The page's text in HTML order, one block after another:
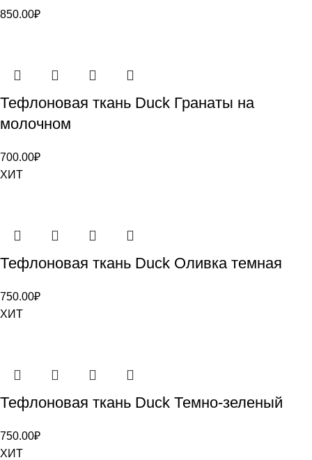
850.00₽
Тефлоновая ткань Duck Гранаты на
молочном
700.00₽
ХИТ
Тефлоновая ткань Duck Оливка темная
750.00₽
ХИТ
Тефлоновая ткань Duck Темно-зеленый
750.00₽
ХИТ